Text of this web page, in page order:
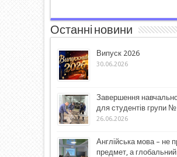
Останні новини
Випуск 2026
30.06.2026
Завершення
для студентів групи
26.06.2026
Англійська мова – не
предмет, а глобальний